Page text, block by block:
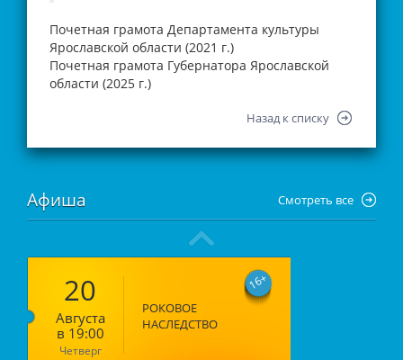
Почетная грамота Департамента культуры
Ярославской области (2021 г.)
Почетная грамота Губернатора Ярославской
области (2025 г.)
Назад к списку
Афиша Смотреть все
16
20
Августа
в 19:00
Четверг
РОКОВОЕ
НАСЛЕДСТВО